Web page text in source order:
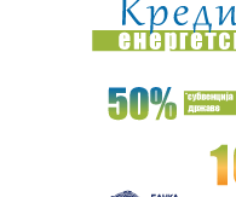
17:42:Sombor:
17:40:KOSTIĆ SE
potpisao za...
Forlan postao